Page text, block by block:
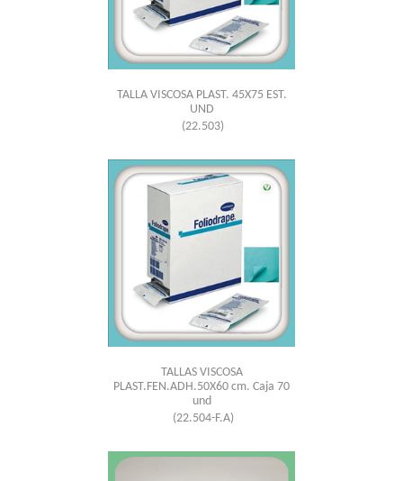
TALLA VISCOSA PLAST. 45X75 EST.
UND
(22.503)
TALLAS VISCOSA
PLAST.FEN.ADH.50X60 cm. Caja 70
und
(22.504-F.A)